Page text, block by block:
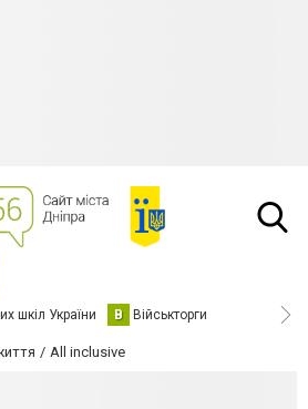
шкіл України В Військторги
All inclusive